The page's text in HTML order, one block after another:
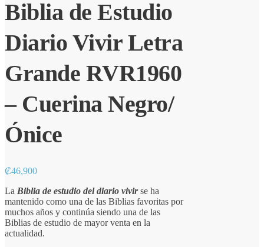
Biblia de Estudio
Diario Vivir Letra
Grande RVR1960
– Cuerina Negro/
Ónice
₡46,900
La Biblia de estudio del diario vivirse ha
mantenido como una de las Biblias favoritas por
muchos años y continúa siendo una de las
Biblias de estudio de mayor venta en la
actualidad.